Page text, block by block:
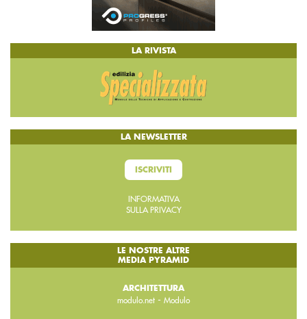
LA RIVISTA
LA NEWSLETTER
ISCRIVITI
INFORMATIVA
SULLA PRIVACY
LE NOSTRE ALTRE
MEDIA PYRAMID
ARCHITETTURA
modulo.net - Modulo